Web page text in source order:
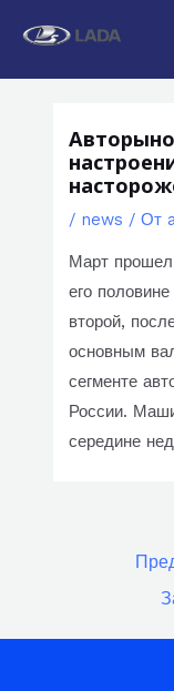
/ news / От
Март
его
второй,
основным
сегменте
России.
середине